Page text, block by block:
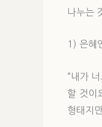
나누는
1) 은혜
“내가
할 것이
형태지